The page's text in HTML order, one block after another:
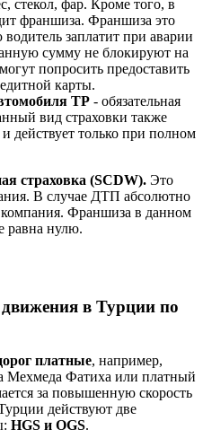
стекол, фар. Кроме того, в
франшиза. Франшиза это
заплатит при аварии
сумму не блокируют на
попросить предоставить
карты.
TP - обязательная
вид страховки также
действует только при полном
страховка (SCDW). Это
В случае ДТП абсолютно
компания. Франшиза в данном
равна нулю.
в Турции по
платные, например,
Мехмеда Фатиха или платный
за повышенную скорость
действуют две
HGS и OGS.